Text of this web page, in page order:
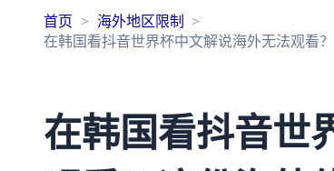
首页
海外地区限制
在韩国看抖音世界杯中文解说海外无法观看
在韩国看抖音世